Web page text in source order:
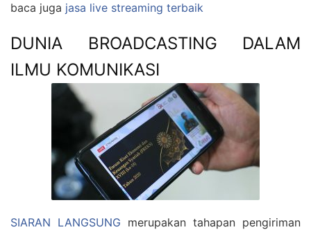
baca juga jasa live streaming terbaik
DUNIA BROADCASTING DALAM
ILMU KOMUNIKASI
SIARAN LANGSUNG merupakan tahapan pengiriman